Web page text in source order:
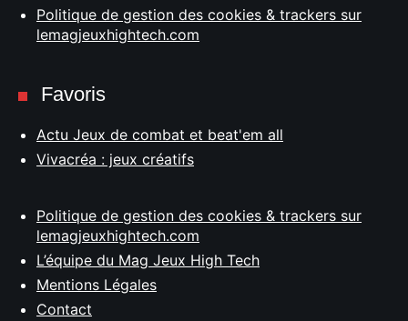
Politique de gestion des cookies & trackers sur
lemagjeuxhightech.com
Favoris
Actu Jeux de combat et beat'em all
Vivacréa : jeux créatifs
Politique de gestion des cookies & trackers sur
lemagjeuxhightech.com
L’équipe du Mag Jeux High Tech
Mentions Légales
Contact